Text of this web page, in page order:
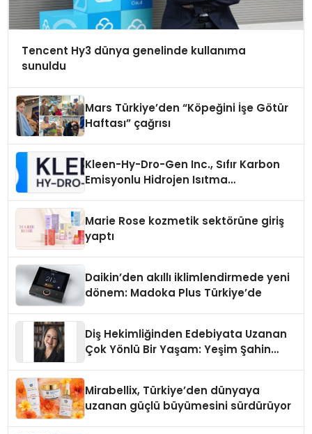
Tencent Hy3 dünya genelinde kullanıma
sunuldu
Mars Türkiye’den “Köpeğini İşe Götür
Haftası” çağrısı
Kleen-Hy-Dro-Gen Inc., Sıfır Karbon
Emisyonlu Hidrojen Isıtma
Marie Rose kozmetik sektörüne giriş
yaptı
Daikin’den akıllı iklimlendirmede yeni
dönem: Madoka Plus Türkiye’de
Diş Hekimliğinden Edebiyata Uzanan
Çok Yönlü Bir Yaşam: Yeşim Şahin
Mirabellix, Türkiye’den dünyaya
uzanan güçlü büyümesini sürdürüyor